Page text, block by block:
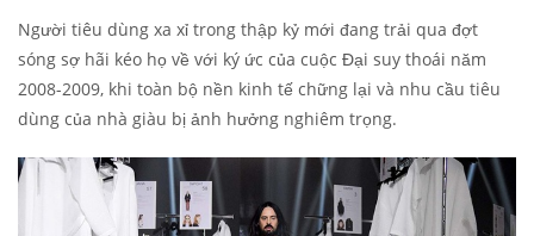
Người tiêu dùng xa xỉ trong thập kỷ mới đang trải qua đợt
sóng sợ hãi kéo họ về với ký ức của cuộc Đại suy thoái năm
2008-2009, khi toàn bộ nền kinh tế chững lại và nhu cầu tiêu
dùng của nhà giàu bị ảnh hưởng nghiêm trọng.